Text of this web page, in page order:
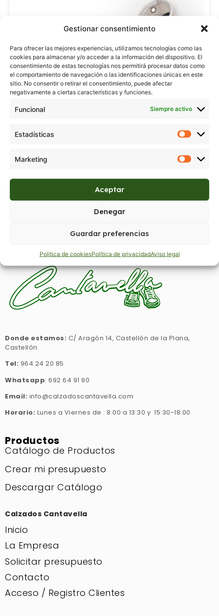
Gestionar consentimiento
Para ofrecer las mejores experiencias, utilizamos tecnologías como las
cookies para almacenar y/o acceder a la información del dispositivo. El
consentimiento de estas tecnologías nos permitirá procesar datos como
el comportamiento de navegación o las identificaciones únicas en este
sitio. No consentir o retirar el consentimiento, puede afectar
negativamente a ciertas características y funciones.
Funcional Siempre activo
Estadísticas
Marketing
Aceptar
Denegar
Guardar preferencias
Politica de cookiesPolítica de privacidadAviso legal
VALENCIANA YUTE
Regístrate para ver precios
Donde estamos: C/ Aragón 14, Castellón de la Plana,
Castellón.
Tel: 964 24 20 85
Whatsapp: 692 64 91 90
Email: info@calzadoscantavella.com
Horario: Lunes a Viernes de : 8:00 a 13:30 y 15:30-18:00
Productos
Catálogo de Productos
Crear mi presupuesto
Descargar Catálogo
Calzados Cantavella
Inicio
La Empresa
Solicitar presupuesto
Contacto
Acceso / Registro Clientes